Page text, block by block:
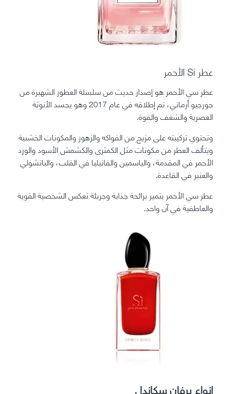
عطر Si الأحمر
عطر سي الأحمر هو إصدار حديث من سلسلة العطور الشهيرة من
جورجيو أرماني، تم إطلاقه في عام 2017 وهو يجسد الأنوثة
العصرية والشغف والقوة.
وتحتوي تركيبته على مزيج من الفواكه والزهور والمكونات الخشبية
ويتألف العطر من مكونات مثل الكمثرى والكشمش الأسود والورد
الأحمر في المقدمة، والياسمين والفانيليا في القلب، والباتشولي
والعنبر في القاعدة.
عطر سي الأحمر يتميز برائحة جذابة وجريئة تعكس الشخصية القوية
والعاطفية في آن واحد.
انواع برفان سكاندل